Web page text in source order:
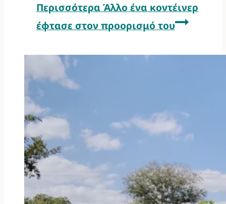
Περισσότερα Άλλο ένα κοντέινερ
έφτασε στον προορισμό του